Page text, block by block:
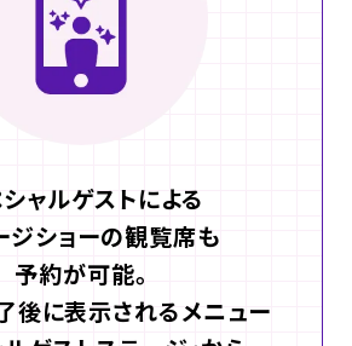
ャルゲストによる
ジショーの観覧席も
予約が可能。
後に表示されるメニュー